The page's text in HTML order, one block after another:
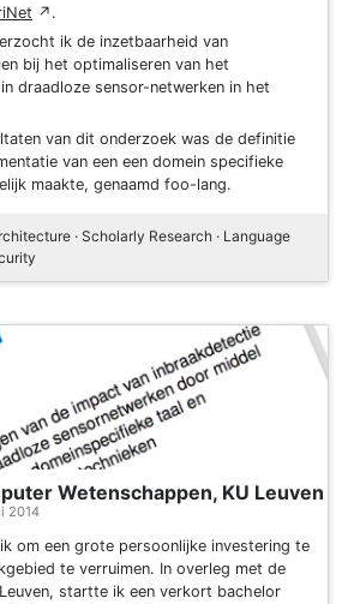
↗ .
ik de inzetbaarheid van
bij het optimaliseren van het
draadloze sensor-netwerken in het
van dit onderzoek was de definitie
van een een domein specifieke
maakte, genaamd foo-lang.
· Scholarly Research · Language
Wetenschappen, KU Leuven
2014
om een grote persoonlijke investering te
te verruimen. In overleg met de
startte ik een verkort bachelor